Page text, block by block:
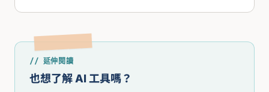
// 延伸閱讀
也想了解 AI 工具嗎？